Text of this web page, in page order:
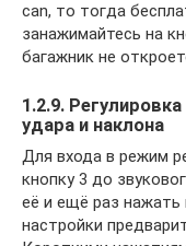
can, то тогда
занажимайтесь на
багажник не
1.2.9.
удара и наклона
Для входа в режим
кнопку 3 до
её и ещё раз
настройки